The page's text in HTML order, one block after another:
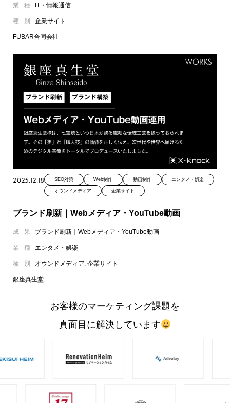
業種 IT・情報通信
種別企業サイト
FUBAR合同会社
2025.12.18 SEO対策 Web制作 動画制作 エンタメ・娯楽
オウンドメディア 企業サイト
ブランド刷新｜Webメディア・YouTube動画
成果 ブランド刷新｜Webメディア・YouTube動画
業種エンタメ・娯楽
種別 オウンドメディア, 企業サイト
銀座真生堂
お客様のマーケティング課題を
真面目に解決しています